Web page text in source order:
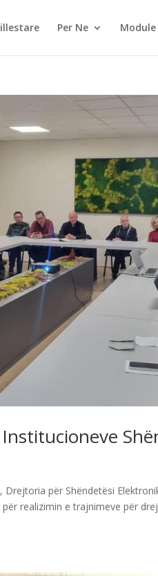
Per Ne Module
për Shëndetësi
realizimin e trajnimeve për